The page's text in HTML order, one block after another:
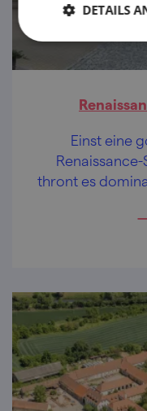
Einst eine
thront es
DETAILS